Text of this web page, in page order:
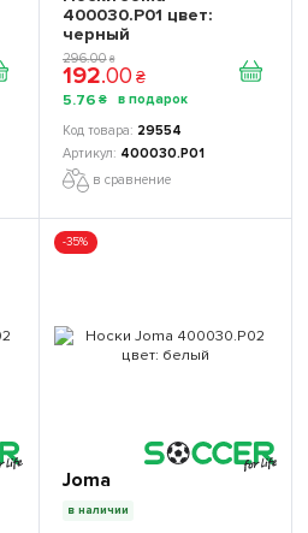
400030.P01 цвет:
черный
296.00 ₴
192.00 ₴
5.76 ₴
29554
400030.P01
в сравнение
-35%
Joma
в наличии